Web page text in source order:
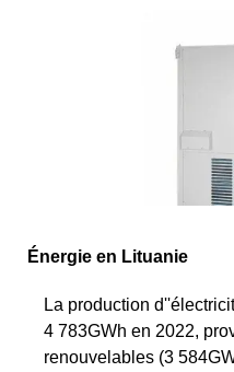
Énergie en Lituanie
La production
4 783GWh en 2022,
renouvelables (3